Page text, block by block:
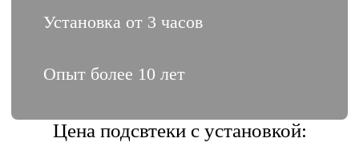
Установка от 3 часов
Опыт более 10 лет
Цена подсвтеки с установкой: